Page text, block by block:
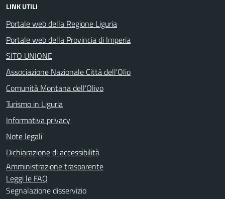
LINK UTILI
Portale web della Regione Liguria
Portale web della Provincia di Imperia
SITO UNIONE
Associazione Nazionale Città dell'Olio
Comunità Montana dell'Olivo
Turismo in Liguria
Informativa privacy
Note legali
Dichiarazione di accessibilità
Amministrazione trasparente
Leggi le FAQ
Segnalazione disservizio